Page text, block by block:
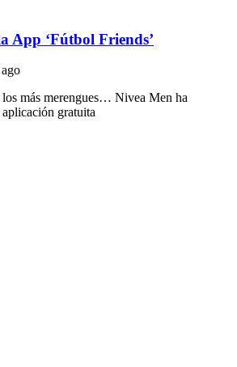
App ‘Fútbol Friends’
más merengues… Nivea Men ha
gratuita